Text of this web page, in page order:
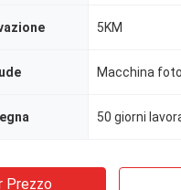
5KM
50 giorni
Prezzo